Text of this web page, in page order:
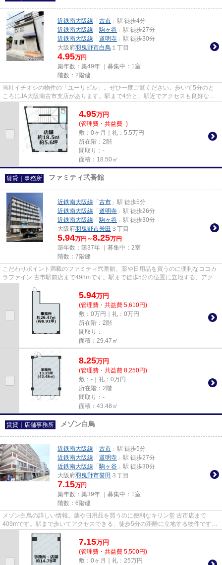
近鉄南大阪線 「 古市 」駅 徒歩4分
近鉄南大阪線 「駒ヶ谷 」駅 徒歩27分
近鉄南大阪線 「 道明寺 」駅 徒歩30分
大阪府羽曳野市白鳥 １丁目
4.95万円
築年数：築49年 ｜募集中： 1室
階数：2階建
当社イチオシの物件の「ユーリビル」。ぜひ一度ご覧ください。歩いて5分のと
ころにJA大阪南古市支店があります。駅まで4分と、駅近でアクセスも良好な物
4.95万円
(管理費・共益費 -)
敷：0ヶ月｜礼：5.5万円
所在階：2階
間取り：-
面積：18.50㎡
賃貸｜事務所 ファミティ弐番館
近鉄南大阪線 「 古市 」駅 徒歩5分
近鉄南大阪線 「 道明寺 」駅 徒歩26分
近鉄南大阪線 「駒ヶ谷 」駅 徒歩30分
大阪府羽曳野市誉田 ３丁目
5.94万円～8.25万円
築年数：築37年 ｜募集中： 2室
階数：7階建
こだわりポイント満載のファミティ弐番館。薬や日用品を買うのに便利なココカ
ラファイン 古市駅前店まで498mです。駅まで徒歩5分の位置に立地する、アクセ
ス良好な物件です。エレベー...
5.94万円
(管理費・共益費 5,610円)
敷：0万円｜礼：0万円
所在階：2階
間取り：-
面積：29.47㎡
8.25万円
(管理費・共益費 8,250円)
敷：-｜礼：0万円
所在階：2階
間取り：-
面積：43.48㎡
賃貸｜店舗事務所 メゾン白鳥
近鉄南大阪線 「 古市 」駅 徒歩5分
近鉄南大阪線 「 道明寺 」駅 徒歩27分
近鉄南大阪線 「駒ヶ谷 」駅 徒歩30分
大阪府羽曳野市誉田 ３丁目
7.15万円
築年数：築39年 ｜募集中： 1室
階数：6階建
メゾン白鳥の詳しい情報。薬や日用品を買うのに便利なキリン堂 古市店まで
409mです。駅まで歩いてアクセスできる、徒歩5分の距離に立地する物件です。
こちらはエレベーター付きの物件...
7.15万円
(管理費・共益費 5,500円)
敷：0ヶ月｜礼：25万円